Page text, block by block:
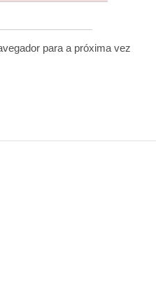
para a próxima vez